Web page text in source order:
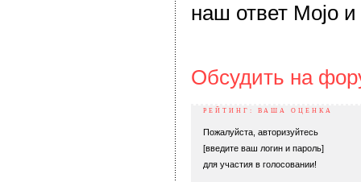
наш ответ Mojo
Обсудить на
РЕЙТИНГ: ВАША ОЦЕНКА
Пожалуйста, авторизуйтесь
[введите ваш логин и пароль]
для участия в голосовании!